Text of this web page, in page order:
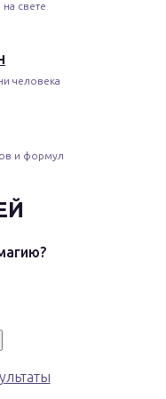
свете
человека
и формул